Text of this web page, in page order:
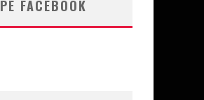
FACEBOOK